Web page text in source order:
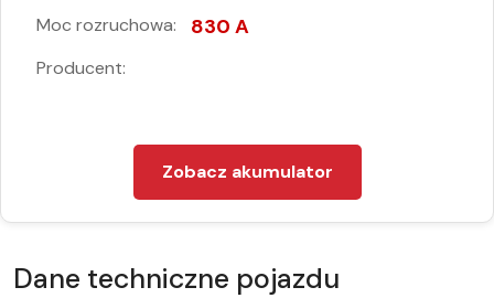
Moc rozruchowa: 830 A
Producent:
Zobacz akumulator
Dane techniczne pojazdu